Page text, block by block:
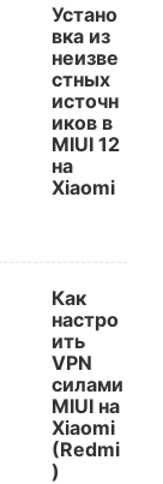
Устано
вка из
неизве
стных
источн
иков в
MIUI 12
на
Xiaomi
Как
настро
ить
VPN
силами
MIUI на
Xiaomi
(Redmi
)